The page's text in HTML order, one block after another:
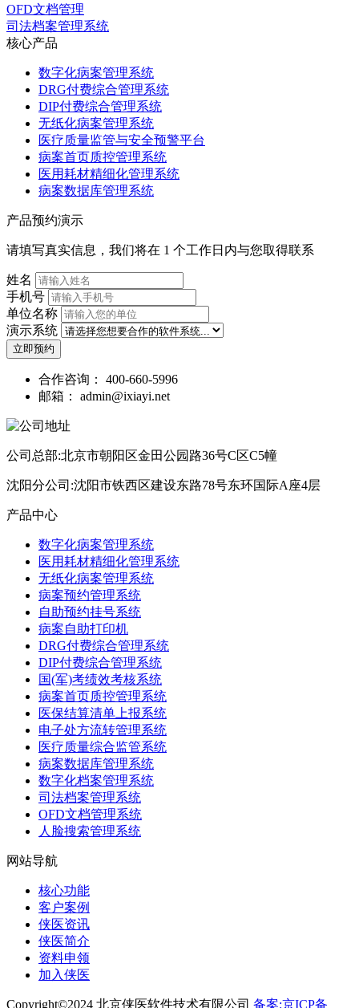
OFD文档管理
司法档案管理系统
核心产品
数字化病案管理系统
DRG付费综合管理系统
DIP付费综合管理系统
无纸化病案管理系统
医疗质量监管与安全预警平台
病案首页质控管理系统
医用耗材精细化管理系统
病案数据库管理系统
产品预约演示
请填写真实信息，我们将在 1 个工作日内与您取得联系
姓名
手机号
单位名称
演示系统
立即预约
合作咨询： 400-660-5996
邮箱： admin@ixiayi.net
公司总部:北京市朝阳区金田公园路36号C区C5幢
沈阳分公司:沈阳市铁西区建设东路78号东环国际A座4层
产品中心
数字化病案管理系统
医用耗材精细化管理系统
无纸化病案管理系统
病案预约管理系统
自助预约挂号系统
病案自助打印机
DRG付费综合管理系统
DIP付费综合管理系统
国(军)考绩效考核系统
病案首页质控管理系统
医保结算清单上报系统
电子处方流转管理系统
医疗质量综合监管系统
病案数据库管理系统
数字化档案管理系统
司法档案管理系统
OFD文档管理系统
人脸搜索管理系统
网站导航
核心功能
客户案例
侠医资讯
侠医简介
资料申领
加入侠医
Copyright©2024 北京侠医软件技术有限公司 备案:京ICP备